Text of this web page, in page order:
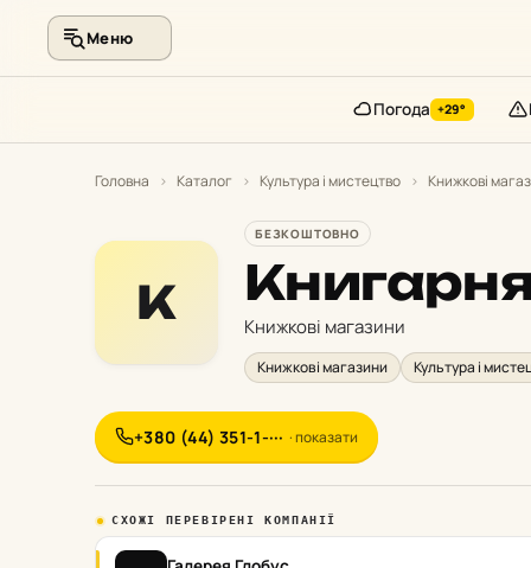
Меню
Погода +29°
Головна › Каталог › Культура і мистецтво › Книжкові
К
БЕЗКОШТОВНО
Книжкові магазини
Книжкові магазини Культура і
+380 (44) 351-1-··· · показати
СХОЖІ ПЕРЕВІРЕНІ КОМПАНІЇ